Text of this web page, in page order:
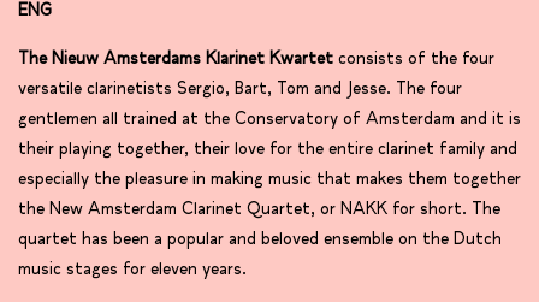
ENG
The Nieuw Amsterdams Klarinet Kwartet consists of the four
versatile clarinetists Sergio, Bart, Tom and Jesse. The four
gentlemen all trained at the Conservatory of Amsterdam and it is
their playing together, their love for the entire clarinet family and
especially the pleasure in making music that makes them together
the New Amsterdam Clarinet Quartet, or NAKK for short. The
quartet has been a popular and beloved ensemble on the Dutch
music stages for eleven years.